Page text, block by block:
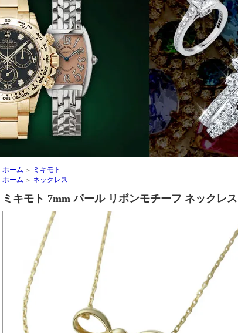
ホーム ＞
ミキモト
ホーム ＞ ネックレス
ミキモト 7mm パール リボンモチーフ ネックレ